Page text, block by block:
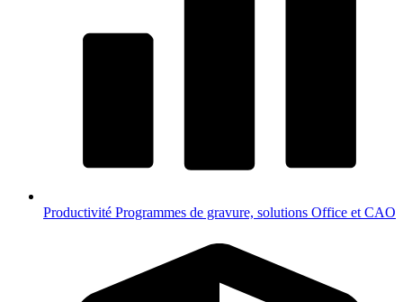
Productivité Programmes de gravure, solutions Office et CAO